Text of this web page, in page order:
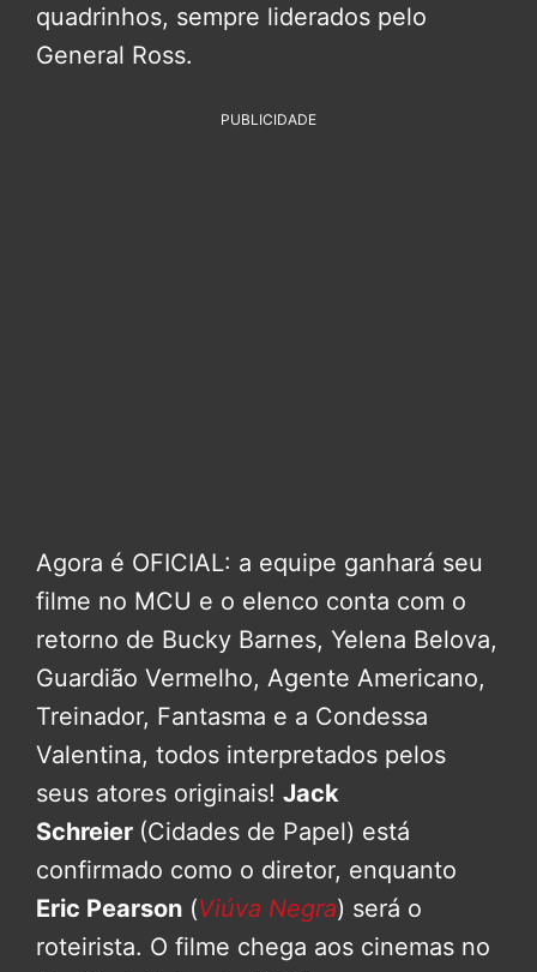
quadrinhos, sempre liderados pelo
General Ross.
PUBLICIDADE
Agora é OFICIAL: a equipe ganhará seu
filme no MCU e o elenco conta com o
retorno de Bucky Barnes, Yelena Belova,
Guardião Vermelho, Agente Americano,
Treinador, Fantasma e a Condessa
Valentina, todos interpretados pelos
seus atores originais! Jack
Schreier (Cidades de Papel) está
confirmado como o diretor, enquanto
Eric Pearson (Viúva Negra) será o
roteirista. O filme chega aos cinemas no